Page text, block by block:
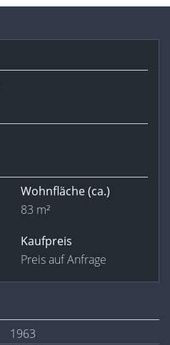
Wohnfläche(ca.)
83 m²
Kaufpreis
Preis auf Anfrage
1963